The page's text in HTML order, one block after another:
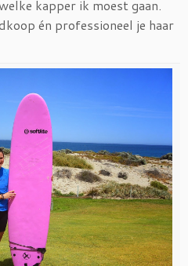
kapper ik moest gaan.
én professioneel je haar